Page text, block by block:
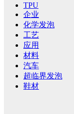
TPU
企业
化学发泡
工艺
应用
材料
汽车
超临界发泡
鞋材